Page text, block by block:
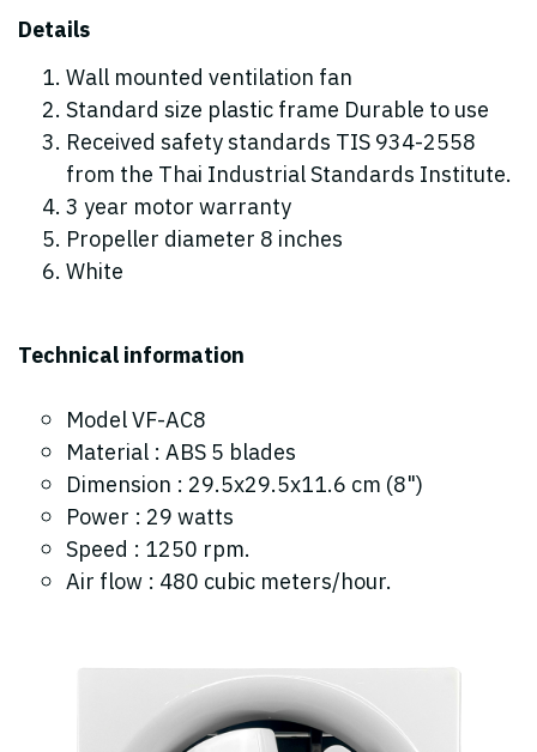
Details
Wall mounted ventilation fan
Standard size plastic frame Durable to use
Received safety standards TIS 934-2558
from the Thai Industrial Standards Institute.
3 year motor warranty
Propeller diameter 8 inches
White
Technical information
Model VF-AC8
Material : ABS 5 blades
Dimension : 29.5x29.5x11.6 cm (8")
Power : 29 watts
Speed : 1250 rpm.
Air flow : 480 cubic meters/hour.